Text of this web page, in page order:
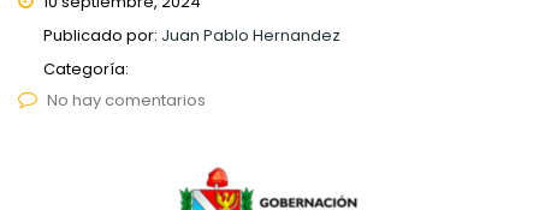
Publicado por: Juan Pablo Hernandez
Categoría:
No hay comentarios